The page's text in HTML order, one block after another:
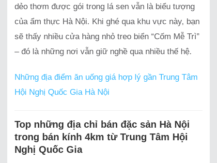
dẻo thơm được gói trong lá sen vẫn là biểu tượng
của ẩm thực Hà Nội. Khi ghé qua khu vực này, bạn
sẽ thấy nhiều cửa hàng nhỏ treo biển “Cốm Mễ Trì”
– đó là những nơi vẫn giữ nghề qua nhiều thế hệ.
Những địa điểm ăn uống giá hợp lý gần Trung Tâm
Hội Nghị Quốc Gia Hà Nội
Top những địa chỉ bán đặc sản Hà Nội
trong bán kính 4km từ Trung Tâm Hội
Nghị Quốc Gia